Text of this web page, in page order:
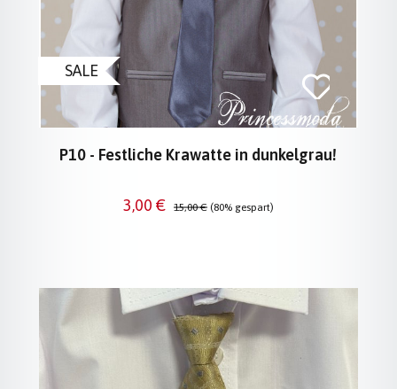
SALE
P10 - Festliche Krawatte in dunkelgrau!
Verkaufspreis:
3,00 € Regulärer Preis:
15,00 € (80% gespart)